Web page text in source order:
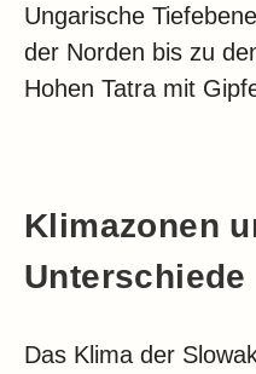
Ungarische
der Norden bis zu
Hohen Tatra mit
Klimazonen
Unterschiede
Das Klima der